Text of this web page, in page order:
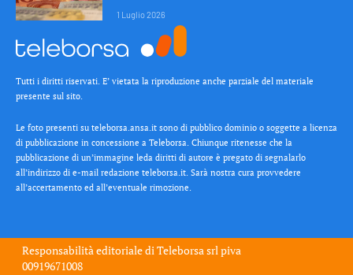
1 Luglio 2026
Tutti i diritti riservati. E’ vietata la riproduzione anche parziale del materiale
presente sul sito.
Le foto presenti su teleborsa.ansa.it sono di pubblico dominio o soggette a licenza
di pubblicazione in concessione a Teleborsa. Chiunque ritenesse che la
pubblicazione di un’immagine leda diritti di autore è pregato di segnalarlo
all’indirizzo di e-mail redazione teleborsa.it. Sarà nostra cura provvedere
all’accertamento ed all’eventuale rimozione.
Responsabilità editoriale diTeleborsa srlpiva
00919671008